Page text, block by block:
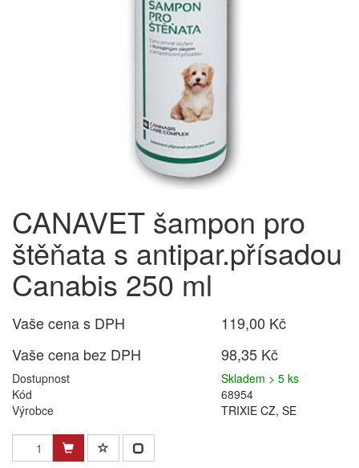
CANAVET šampon pro
štěňata s antipar.přísadou
Canabis 250 ml
Vaše cena s DPH
119,00 Kč
Vaše cena bez DPH
98,35 Kč
Dostupnost
Skladem > 5 ks
Kód
68954
Výrobce
TRIXIE CZ, SE